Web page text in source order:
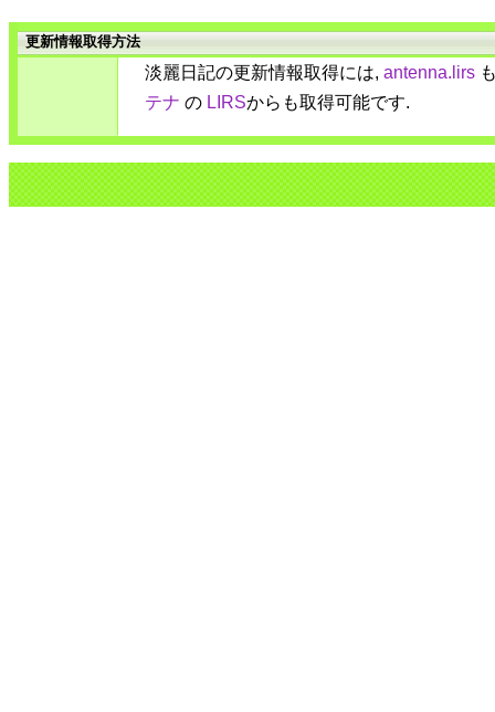
更新情報取得方法
淡麗日記の更新情報取得には, antenna.lirs
テナ の LIRSからも取得可能です.